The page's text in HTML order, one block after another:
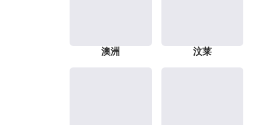
澳洲 汶莱